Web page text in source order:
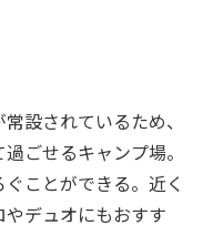
設されているため、
ごせるキャンプ場。
ことができる。近く
デュオにもおすす